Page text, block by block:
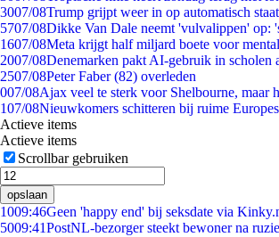
3007/08Trump grijpt weer in op automatisch
5707/08Dikke Van Dale neemt 'vulvalippen' op:
1607/08Meta krijgt half miljard boete voor
2007/08Denemarken pakt AI-gebruik in scholen
2507/08Peter Faber (82) overleden
007/08Ajax veel te sterk voor Shelbourne, maar
107/08Nieuwkomers schitteren bij ruime
Actieve items
Actieve items
Scrollbar gebruiken
opslaan
1009:46Geen 'happy end' bij seksdate via
5009:41PostNL-bezorger steekt bewoner na